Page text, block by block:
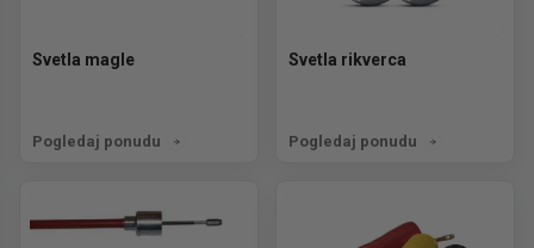
Svetla magle
Pogledaj ponudu
Svetla rikverca
Pogledaj ponudu